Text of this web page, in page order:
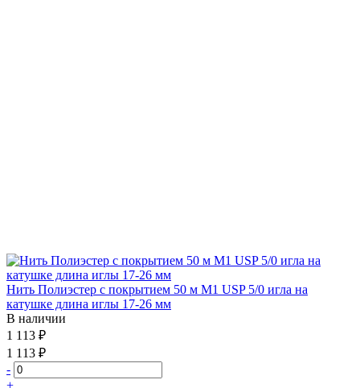
Нить Полиэстер с покрытием 50 м М1 USP 5/0 игла на
катушке длина иглы 17-26 мм
В наличии
1 113 ₽
1 113 ₽
-
+